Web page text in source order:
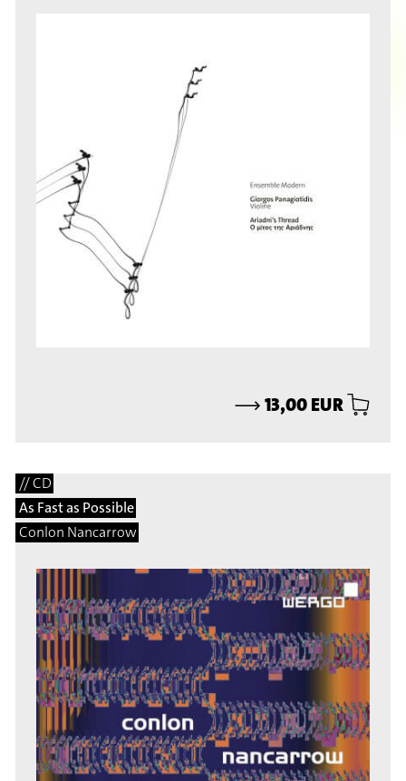
⟶13,00 EUR
// CD
As Fast as Possible
Conlon Nancarrow